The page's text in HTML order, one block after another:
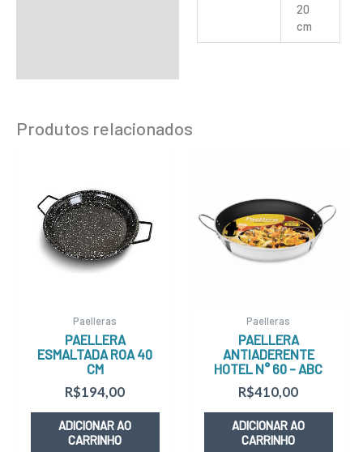
20
cm
Produtos relacionados
Paelleras
PAELLERA
ESMALTADA ROA 40
CM
R$194,00
ADICIONAR AO
CARRINHO
Paelleras
PAELLERA
ANTIADERENTE
HOTEL N° 60 – ABC
R$410,00
ADICIONAR AO
CARRINHO